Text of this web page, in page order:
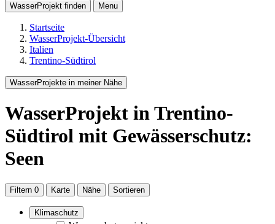
WasserProjekt finden
Menu
Startseite
WasserProjekt-Übersicht
Italien
Trentino-Südtirol
WasserProjekte in meiner Nähe
WasserProjekt in Trentino-
Südtirol mit Gewässerschutz:
Seen
Filtern 0 Karte Nähe Sortieren
Klimaschutz